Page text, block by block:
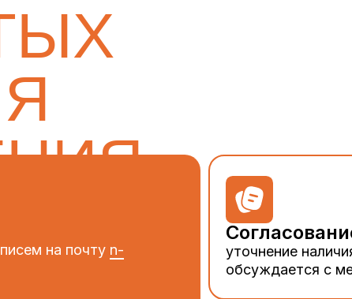
на почту n-
уточнение
обсуждается с